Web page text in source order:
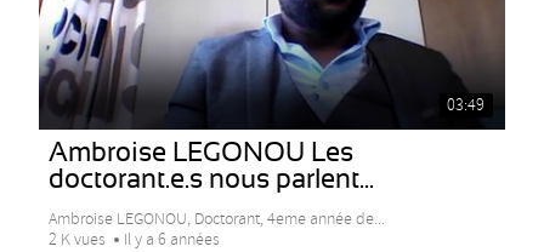
03:49
Ambroise LEGONOU Les
doctorant.e.s nous parlent...
Ambroise LEGONOU, Doctorant, 4eme année de...
2 K vues
Il y a 6 années